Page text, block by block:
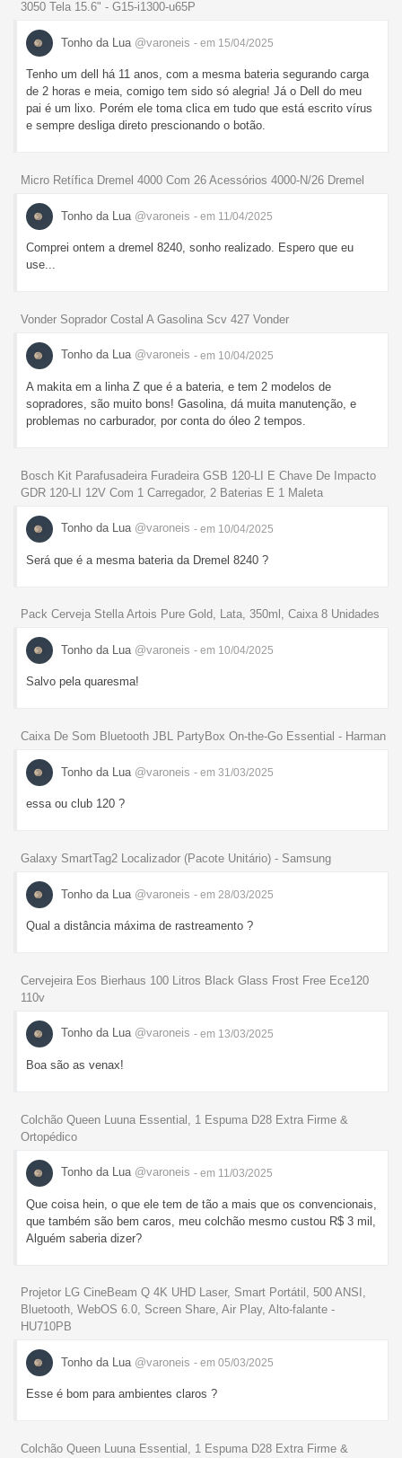
3050 Tela 15.6" - G15-i1300-u65P
Tonho da Lua @varoneis - em 15/04/2025
Tenho um dell há 11 anos, com a mesma bateria segurando carga
de 2 horas e meia, comigo tem sido só alegria! Já o Dell do meu
pai é um lixo. Porém ele toma clica em tudo que está escrito vírus
e sempre desliga direto prescionando o botão.
Micro Retífica Dremel 4000 Com 26 Acessórios 4000-N/26 Dremel
Tonho da Lua @varoneis - em 11/04/2025
Comprei ontem a dremel 8240, sonho realizado. Espero que eu
use...
Vonder Soprador Costal A Gasolina Scv 427 Vonder
Tonho da Lua @varoneis - em 10/04/2025
A makita em a linha Z que é a bateria, e tem 2 modelos de
sopradores, são muito bons! Gasolina, dá muita manutenção, e
problemas no carburador, por conta do óleo 2 tempos.
Bosch Kit Parafusadeira Furadeira GSB 120-LI E Chave De Impacto
GDR 120-LI 12V Com 1 Carregador, 2 Baterias E 1 Maleta
Tonho da Lua @varoneis - em 10/04/2025
Será que é a mesma bateria da Dremel 8240 ?
Pack Cerveja Stella Artois Pure Gold, Lata, 350ml, Caixa 8 Unidades
Tonho da Lua @varoneis - em 10/04/2025
Salvo pela quaresma!
Caixa De Som Bluetooth JBL PartyBox On-the-Go Essential - Harman
Tonho da Lua @varoneis - em 31/03/2025
essa ou club 120 ?
Galaxy SmartTag2 Localizador (Pacote Unitário) - Samsung
Tonho da Lua @varoneis - em 28/03/2025
Qual a distância máxima de rastreamento ?
Cervejeira Eos Bierhaus 100 Litros Black Glass Frost Free Ece120
110v
Tonho da Lua @varoneis - em 13/03/2025
Boa são as venax!
Colchão Queen Luuna Essential, 1 Espuma D28 Extra Firme &
Ortopédico
Tonho da Lua @varoneis - em 11/03/2025
Que coisa hein, o que ele tem de tão a mais que os convencionais,
que também são bem caros, meu colchão mesmo custou R$ 3 mil,
Alguém saberia dizer?
Projetor LG CineBeam Q 4K UHD Laser, Smart Portátil, 500 ANSI,
Bluetooth, WebOS 6.0, Screen Share, Air Play, Alto-falante -
HU710PB
Tonho da Lua @varoneis - em 05/03/2025
Esse é bom para ambientes claros ?
Colchão Queen Luuna Essential, 1 Espuma D28 Extra Firme &